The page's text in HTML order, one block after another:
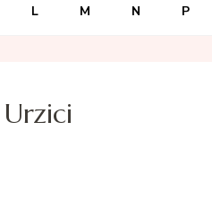
L M N P
Urzici